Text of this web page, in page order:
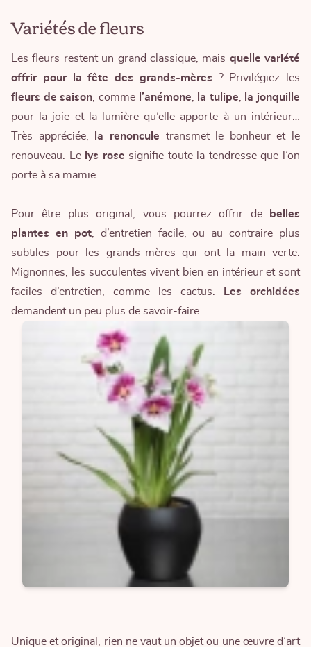
Variétés de fleurs
Les fleurs restent un grand classique, mais quelle variété
offrir pour la fête des grands-mères ? Privilégiez les
fleurs de saison , comme l’anémone la tulipe
la jonquille
pour la joie et la lumière qu’elle apporte à un intérieur…
Très appréciée,
la renoncule transmet le bonheur et le
renouveau. Le lys rose signifie toute la tendresse que l’on
porte à sa mamie.
Pour être plus original, vous pourrez offrir de
belles
plantes en pot, d’entretien facile, ou au contraire plus
subtiles pour les grands-mères qui ont la main verte.
Mignonnes, les succulentes vivent bien en intérieur et sont
faciles d’entretien, comme les cactus.
Les orchidées
demandent un peu plus de savoir-faire.
Unique et original, rien ne vaut un objet ou une œuvre d’art